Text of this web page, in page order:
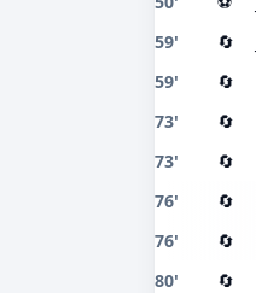
59' 🔄
59' 🔄
73' 🔄
73' 🔄
76' 🔄
76' 🔄
80' 🔄